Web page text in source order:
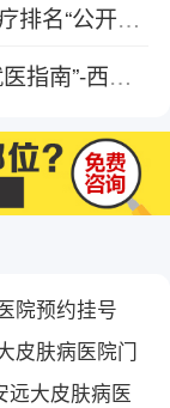
今日推送！西安远大白癜风医院治疗排名“公开宣布”节段白癜风应该如何治疗和护理
公开专栏：西安正规白癜风医院“就医指南”-西安看白癜风医院排名详细表
院预约挂号
皮肤病医院门
远大皮肤病医